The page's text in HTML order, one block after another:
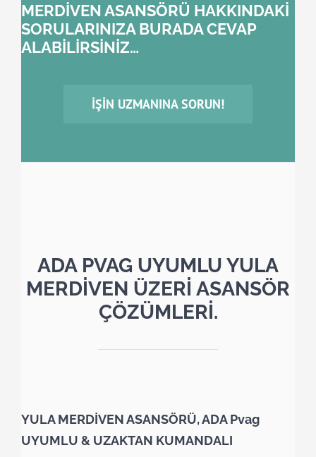
MERDİVEN ASANSÖRÜ HAKKINDAKİ
SORULARINIZA BURADA CEVAP
ALABİLİRSİNİZ…
İŞIN UZMANINA SORUN!
ADA PVAG UYUMLU YULA
MERDİVEN ÜZERİ ASANSÖR
ÇÖZÜMLERİ.
YULA MERDİVEN ASANSÖRÜ, ADA Pvag
UYUMLU & UZAKTAN KUMANDALI